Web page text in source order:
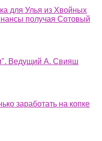
для Улья из Хвойных
получая Сотовый
Ведущий А. Свияш
заработать на копке